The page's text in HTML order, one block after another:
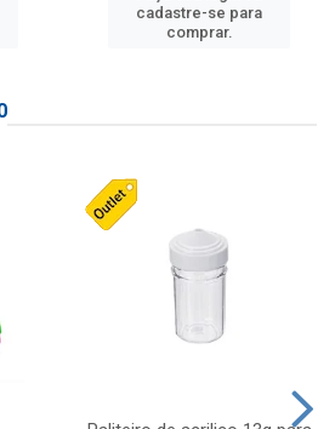
cadastre-se para
comprar.